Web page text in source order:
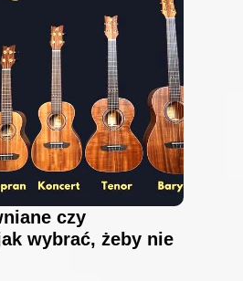
czy
wybrać, żeby nie